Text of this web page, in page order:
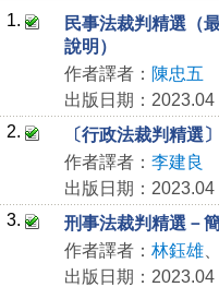
1.
民事法裁判精選（
說明）
作者譯者： 陳忠五
出版日期：2023.04
2.
〔行政法裁判精選
作者譯者： 李建良
出版日期：2023.04
3.
刑事法裁判精選－
作者譯者： 林鈺雄
出版日期：2023.04